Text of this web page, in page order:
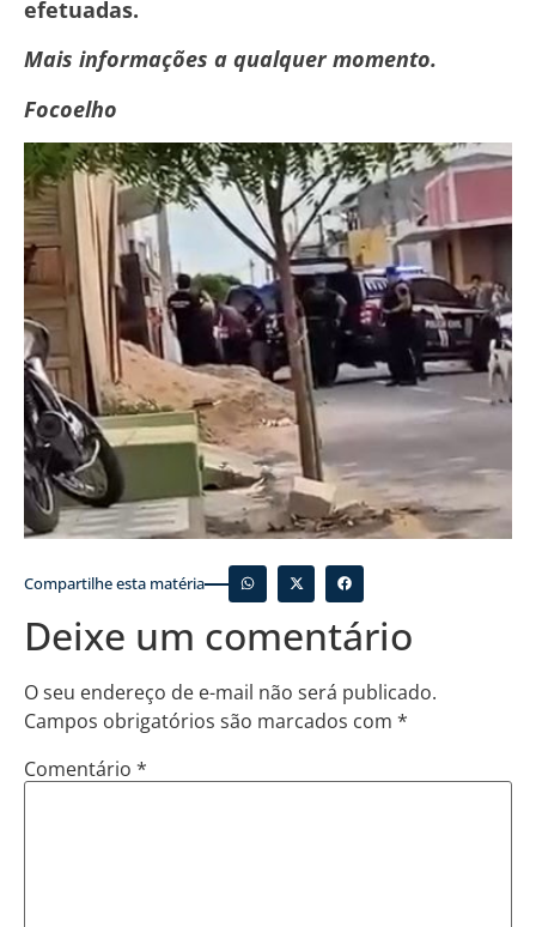
efetuadas.
Mais informações a qualquer momento.
Focoelho
Compartilhe esta matéria
Deixe um comentário
O seu endereço de e-mail não será publicado.
Campos obrigatórios são marcados com *
Comentário *